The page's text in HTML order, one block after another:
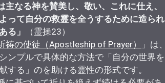
主なる神を賛美し、敬い、これに仕え、
って自分の救霊を全うするために造られ
る」
（霊操23）
祷の使徒（Apostleship of Prayer）
」は、
ンプルで具体的な方法で「自分の世界を
する」のを助ける霊性の形式です。